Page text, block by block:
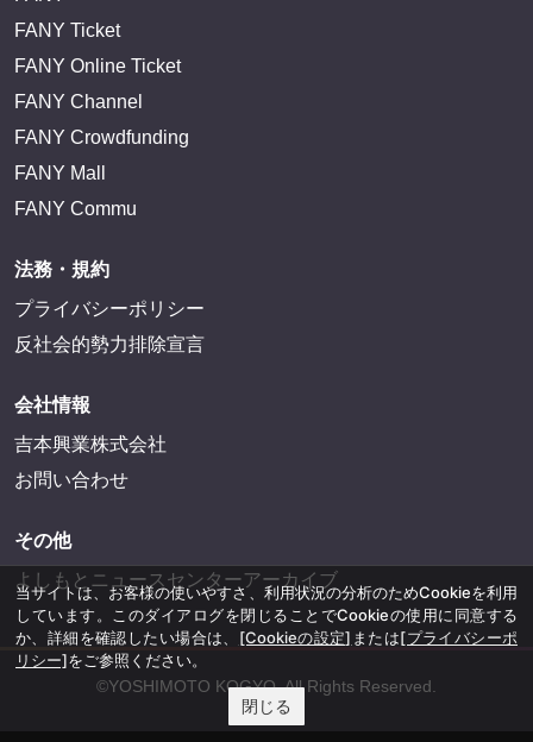
FANY Ticket
FANY Online Ticket
FANY Channel
FANY Crowdfunding
FANY Mall
FANY Commu
法務・規約
プライバシーポリシー
反社会的勢力排除宣言
会社情報
吉本興業株式会社
お問い合わせ
その他
よしもとニュースセンターアーカイブ
©YOSHIMOTO KOGYO, All Rights Reserved.
当サイトは、お客様の使いやすさ、利用状況の分析のためCookieを利用
しています。このダイアログを閉じることでCookieの使用に同意する
か、詳細を確認したい場合は、 [Cookieの設定] または[プライバシーポ
リシー]をご参照ください。
閉じる